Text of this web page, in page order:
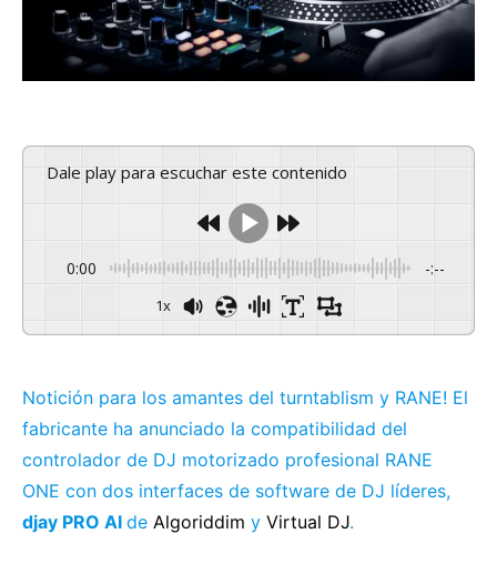
Dale play para escuchar este contenido
0:00 -:--
1x
Notición para los amantes del turntablism y RANE! El
fabricante ha anunciado la compatibilidad del
controlador de DJ motorizado profesional RANE
ONE con dos interfaces de software de DJ líderes,
djay PRO AI de Algoriddim y Virtual DJ.